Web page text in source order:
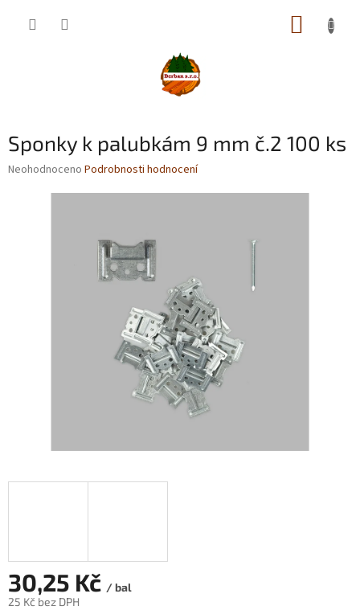
Sponky k palubkám 9 mm č.2 100 ks
Průměrné
Neohodnoceno Podrobnosti hodnocení
30,25 Kč / bal
25 Kč bez DPH